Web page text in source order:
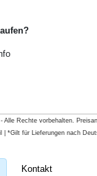
Alle Rechte vorbehalten.
| *Gilt für Lieferungen nach
Kontakt